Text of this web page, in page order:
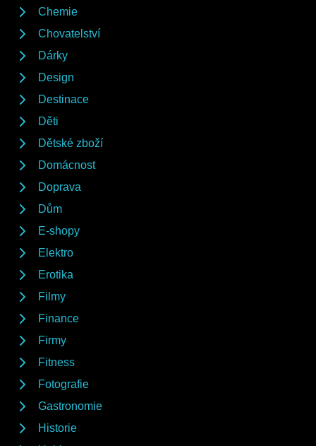
Chemie
Chovatelství
Dárky
Design
Destinace
Děti
Dětské zboží
Domácnost
Doprava
Dům
E-shopy
Elektro
Erotika
Filmy
Finance
Firmy
Fitness
Fotografie
Gastronomie
Historie